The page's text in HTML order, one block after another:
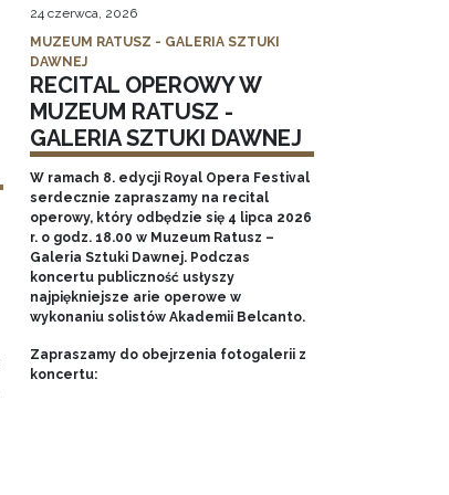
24 czerwca, 2026
MUZEUM RATUSZ - GALERIA SZTUKI
DAWNEJ
RECITAL OPEROWY W
MUZEUM RATUSZ -
GALERIA SZTUKI DAWNEJ
W ramach 8. edycji Royal Opera Festival
serdecznie zapraszamy na recital
operowy, który odbędzie się 4 lipca 2026
r. o godz. 18.00 w Muzeum Ratusz –
Galeria Sztuki Dawnej. Podczas
koncertu publiczność usłyszy
najpiękniejsze arie operowe w
wykonaniu solistów Akademii Belcanto.
Zapraszamy do obejrzenia fotogalerii z
koncertu: